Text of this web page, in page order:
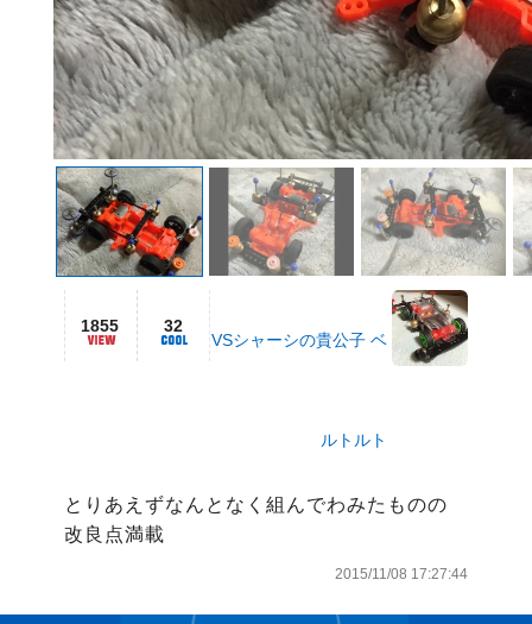
1855 32
VSシャーシの貴公子 ベ
ルトルト
とりあえずなんとなく組んでわみたものの
改良点満載
2015/11/08 17:27:44